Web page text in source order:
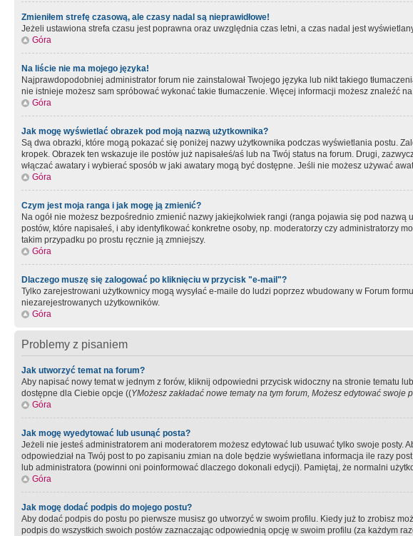
Zmieniłem strefę czasową, ale czasy nadal są nieprawidłowe!
Jeżeli ustawiona strefa czasu jest poprawna oraz uwzględnia czas letni, a czas nadal jest
Góra
Na liście nie ma mojego języka!
Najprawdopodobniej administrator forum nie zainstalował Twojego języka lub nikt takiego
nie istnieje możesz sam spróbować wykonać takie tłumaczenie. Więcej informacji możesz znaleźć
Góra
Jak mogę wyświetlać obrazek pod moją nazwą użytkownika?
Są dwa obrazki, które mogą pokazać się poniżej nazwy użytkownika podczas wyświetlania postu.
kropek. Obrazek ten wskazuje ile postów już napisałeś/aś lub na Twój status na forum. Drugi,
włączać awatary i wybierać sposób w jaki awatary mogą być dostępne. Jeśli nie możesz używać
Góra
Czym jest moja ranga i jak mogę ją zmienić?
Na ogół nie możesz bezpośrednio zmienić nazwy jakiejkolwiek rangi (ranga pojawia się pod
postów, które napisałeś, i aby identyfikować konkretne osoby, np. moderatorzy czy administratorzy
takim przypadku po prostu ręcznie ją zmniejszy.
Góra
Dlaczego muszę się zalogować po kliknięciu w przycisk "e-mail"?
Tylko zarejestrowani użytkownicy mogą wysyłać e-maile do ludzi poprzez wbudowany w Forum
niezarejestrowanych użytkowników.
Góra
Problemy z pisaniem
Jak utworzyć temat na forum?
Aby napisać nowy temat w jednym z forów, kliknij odpowiedni przycisk widoczny na stronie tematu
dostępne dla Ciebie opcje ((YMożesz zakładać nowe tematy na tym forum, Możesz edytować swoje
Góra
Jak mogę wyedytować lub usunąć posta?
Jeżeli nie jesteś administratorem ani moderatorem możesz edytować lub usuwać tylko swoje
odpowiedział na Twój post to po zapisaniu zmian na dole będzie wyświetlana informacja ile razy
lub administratora (powinni oni poinformować dlaczego dokonali edycji). Pamiętaj, że normalni
Góra
Jak mogę dodać podpis do mojego postu?
Aby dodać podpis do postu po pierwsze musisz go utworzyć w swoim profilu. Kiedy już to zrobisz
podpis do wszystkich swoich postów zaznaczając odpowiednią opcję w swoim profilu (za każdym